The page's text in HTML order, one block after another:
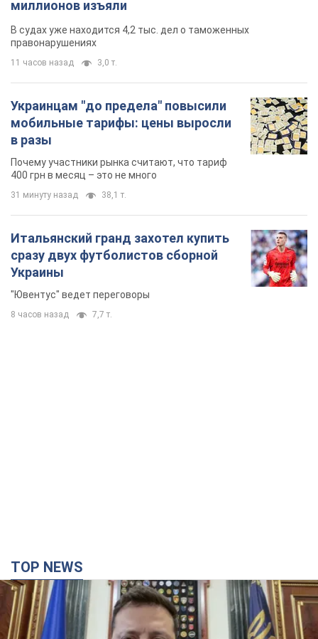
миллионов изъяли
В судах уже находится 4,2 тыс. дел о таможенных
правонарушениях
11 часов назад 3,0 т.
Украинцам "до предела" повысили
мобильные тарифы: цены выросли
в разы
Почему участники рынка считают, что тариф
400 грн в месяц – это не много
31 минуту назад 38,1 т.
Итальянский гранд захотел купить
сразу двух футболистов сборной
Украины
"Ювентус" ведет переговоры
8 часов назад 7,7 т.
TOP NEWS